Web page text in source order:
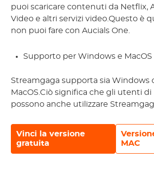
puoi scaricare contenuti da Netflix,
Video e altri servizi video.Questo è
non puoi fare con Aucials One.
Supporto per Windows e MacOS
Streamgaga supporta sia Windows
MacOS.Ciò significa che gli utenti di
possono anche utilizzare
Vinci la versione
gratuita
MAC